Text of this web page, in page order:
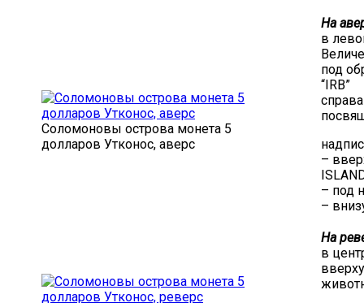
Соломоновы острова монета 5
долларов Утконос, аверс
На
в
под
“IRB”
–
– под
–
На
в